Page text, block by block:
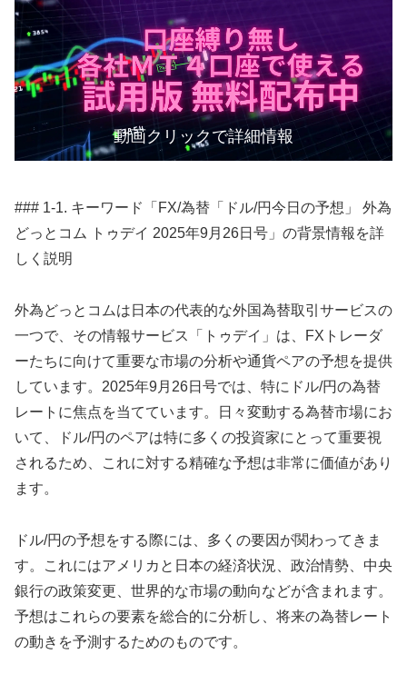
動画クリックで詳細情報
### 1-1. キーワード「FX/為替「ドル/円今日の予想」 外為
どっとコム トゥデイ 2025年9月26日号」の背景情報を詳
しく説明
外為どっとコムは日本の代表的な外国為替取引サービスの
一つで、その情報サービス「トゥデイ」は、FXトレーダ
ーたちに向けて重要な市場の分析や通貨ペアの予想を提供
しています。2025年9月26日号では、特にドル/円の為替
レートに焦点を当てています。日々変動する為替市場にお
いて、ドル/円のペアは特に多くの投資家にとって重要視
されるため、これに対する精確な予想は非常に価値があり
ます。
ドル/円の予想をする際には、多くの要因が関わってきま
す。これにはアメリカと日本の経済状況、政治情勢、中央
銀行の政策変更、世界的な市場の動向などが含まれます。
予想はこれらの要素を総合的に分析し、将来の為替レート
の動きを予測するためのものです。